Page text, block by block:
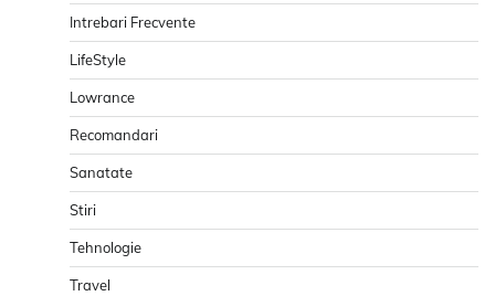
Intrebari Frecvente
LifeStyle
Lowrance
Recomandari
Sanatate
Stiri
Tehnologie
Travel